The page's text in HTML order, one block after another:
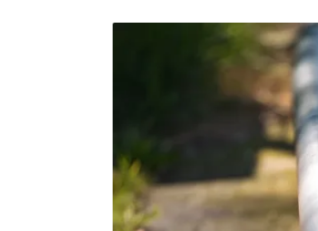
科幻故事，而是正在非洲許多
（Machini）由特希姆（
MUKUNDAY）兩位來自剛果
片，透過獨特風格的停格動畫
入選鹿特丹影展、安錫動畫影